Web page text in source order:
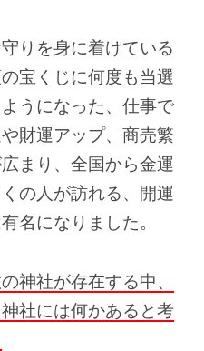
りを身に着けている
宝くじに何度も当選
うになった、仕事で
財運アップ、商売繁
まり、全国から金運
の人が訪れる、開運
名になりました。
神社が存在する中、
社には何かあると考